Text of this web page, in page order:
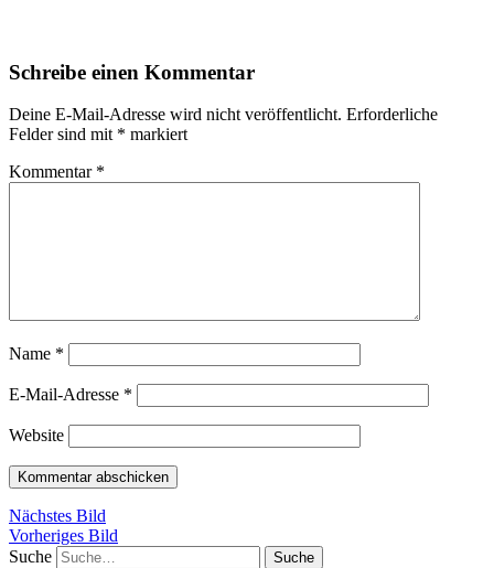
Schreibe einen Kommentar
Deine E-Mail-Adresse wird nicht veröffentlicht. Erforderliche
Felder sind mit * markiert
Kommentar *
Name *
E-Mail-Adresse *
Website
Nächstes Bild
Vorheriges Bild
Suche